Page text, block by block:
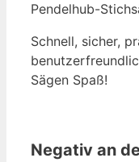
Pendelhub-
Schnell, sicher,
Sägen Spaß!
Negativ an